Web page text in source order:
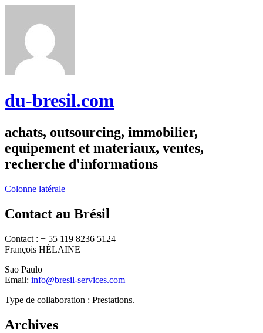
du-bresil.com
achats, outsourcing, immobilier,
equipement et materiaux, ventes,
recherche d'informations
Colonne latérale
Contact au Brésil
Contact : + 55 119 8236 5124
François HÉLAINE
Sao Paulo
Email: info@bresil-services.com
Type de collaboration : Prestations.
Archives